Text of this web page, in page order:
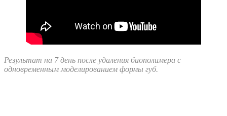
Результат на 7 день после удаления биополимера с
одновременным моделированием формы губ.